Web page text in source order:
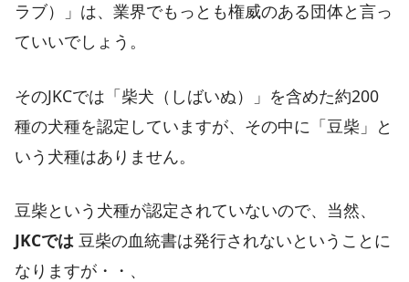
ラブ）」は、業界でもっとも権威のある団体と言っ
ていいでしょう。
そのJKCでは「柴犬（しばいぬ）」を含めた約200
種の犬種を認定していますが、その中に「豆柴」と
いう犬種はありません。
豆柴という犬種が認定されていないので、当然、
JKCでは 豆柴の血統書は発行されないということに
なりますが・・、